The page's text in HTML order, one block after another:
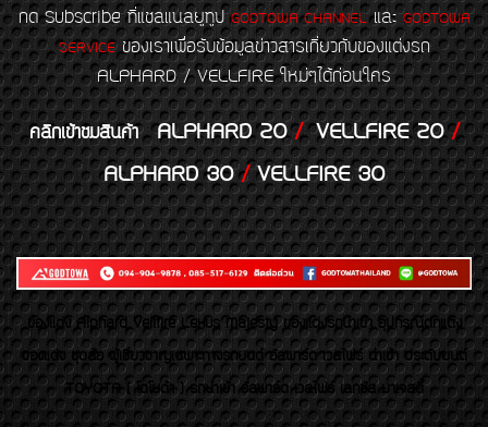
กด Subscribe ที่แชลแนลยูทูปGODTOWA CHANNELและGODTOWA
SERVICEของเราเพื่อรับข้อมูลข่าวสารเกี่ยวกับของแต่งรถ
ALPHARD / VELLFIRE ใหม่ๆได้ก่อนใคร
คลิกเข้าชมสินค้า ALPHARD 20/VELLFIRE 20/
ALPHARD 30/VELLFIRE 30
ของเเต่ง Alphard Vellfire Lexus Majesty ของเเต่งรถนำเข้า อุปกรณ์ตกแต่ง
ของแต่ง ชุดล้อ ผู้เชี่ยวชาญเฉพาะทางรถยนต์ อัลพาร์ด เวลไฟร์ นำเข้า ประดับยนต์
TOYOTA ( โตโยต้า ) รถนำเข้า อัลพาร์ด เวลไฟร์ เลกซัส มาเจสตี้